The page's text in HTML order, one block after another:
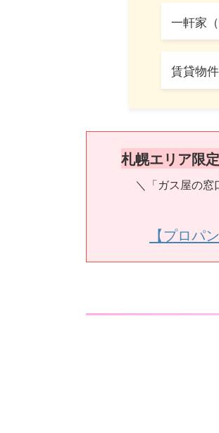
一軒家
賃貸物件
札幌エリア限
＼「ガス屋の
【プロパ